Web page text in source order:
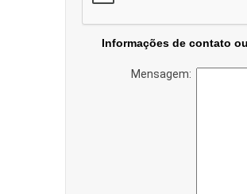
Informações de contato
Mensagem: